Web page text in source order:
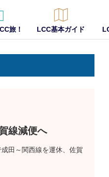
旅！ LCC基本ガイド
線減便へ
田～関西線を運休、佐賀